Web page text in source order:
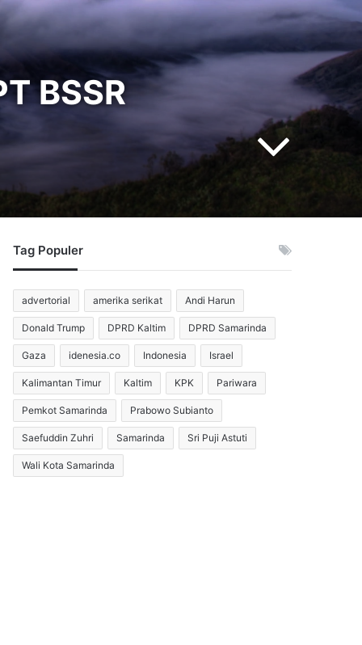
BSSR
Tag Populer
advertorial amerika serikat Andi Harun
Donald Trump DPRD Kaltim DPRD Samarinda
Gaza idenesia.co Indonesia Israel
Kalimantan Timur Kaltim KPK Pariwara
Pemkot Samarinda Prabowo Subianto
Saefuddin Zuhri Samarinda Sri Puji Astuti
Wali Kota Samarinda